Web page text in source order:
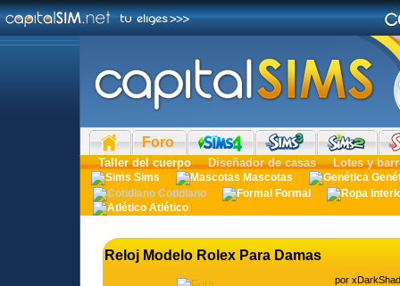
Foro
Taller del cuerpo Diseñador de casas Lotes y
Sims Mascotas
Cotidiano
Formal
Atlético
Reloj Modelo Rolex Para Damas
por